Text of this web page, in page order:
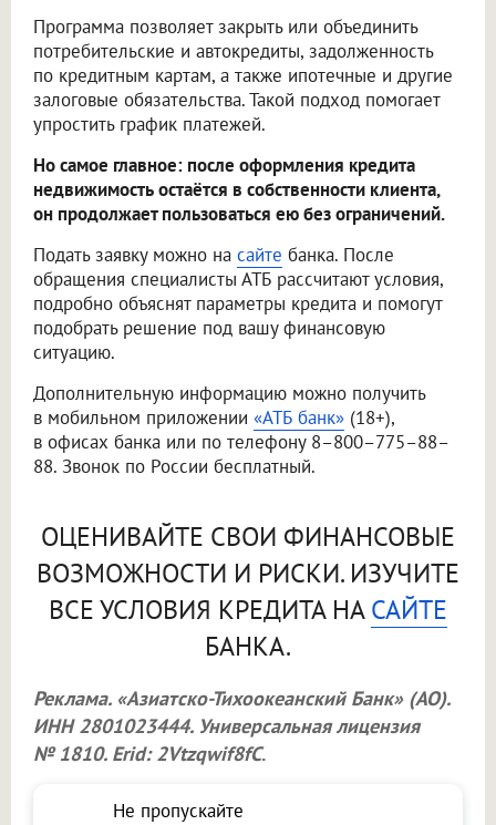
Программа позволяет закрыть или объединить
потребительские и автокредиты, задолженность
по кредитным картам, а также ипотечные и другие
залоговые обязательства. Такой подход помогает
упростить график платежей.
Но самое главное: после оформления кредита
недвижимость остаётся в собственности клиента,
он продолжает пользоваться ею без ограничений.
Подать заявку можно на сайте банка. После
обращения специалисты АТБ рассчитают условия,
подробно объяснят параметры кредита и помогут
подобрать решение под вашу финансовую
ситуацию.
Дополнительную информацию можно получить
в мобильном приложении «АТБ банк» (18+),
в офисах банка или по телефону 8–800–775–88–
88. Звонок по России бесплатный.
ОЦЕНИВАЙТЕ СВОИ ФИНАНСОВЫЕ
ВОЗМОЖНОСТИ И РИСКИ. ИЗУЧИТЕ
ВСЕ УСЛОВИЯ КРЕДИТА НАСАЙТЕ
БАНКА.
Реклама. «Азиатско-Тихоокеанский Банк» (АО).
ИНН 2801023444. Универсальная лицензия
№ 1810. Erid: 2Vtzqwif8fC.
Не пропускайте